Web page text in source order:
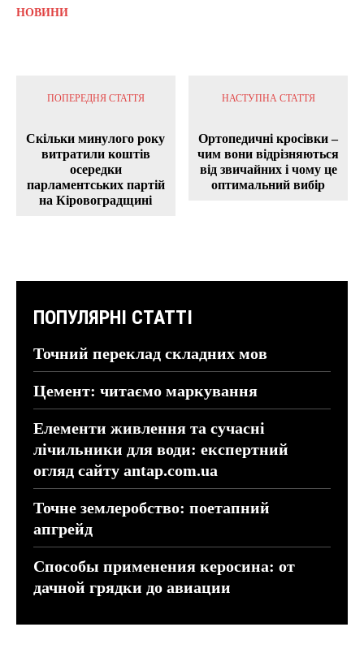
НОВИНИ
ПОПЕРЕДНЯ СТАТТЯ
Скільки минулого року
витратили коштів
осередки
парламентських партій
на Кіровоградщині
НАСТУПНА СТАТТЯ
Ортопедичні кросівки –
чим вони відрізняються
від звичайних і чому це
оптимальний вибір
ПОПУЛЯРНІ СТАТТІ
Точний переклад складних мов
Цемент: читаємо маркування
Елементи живлення та сучасні
лічильники для води: експертний
огляд сайту antap.com.ua
Точне землеробство: поетапний
апгрейд
Способы применения керосина: от
дачной грядки до авиации